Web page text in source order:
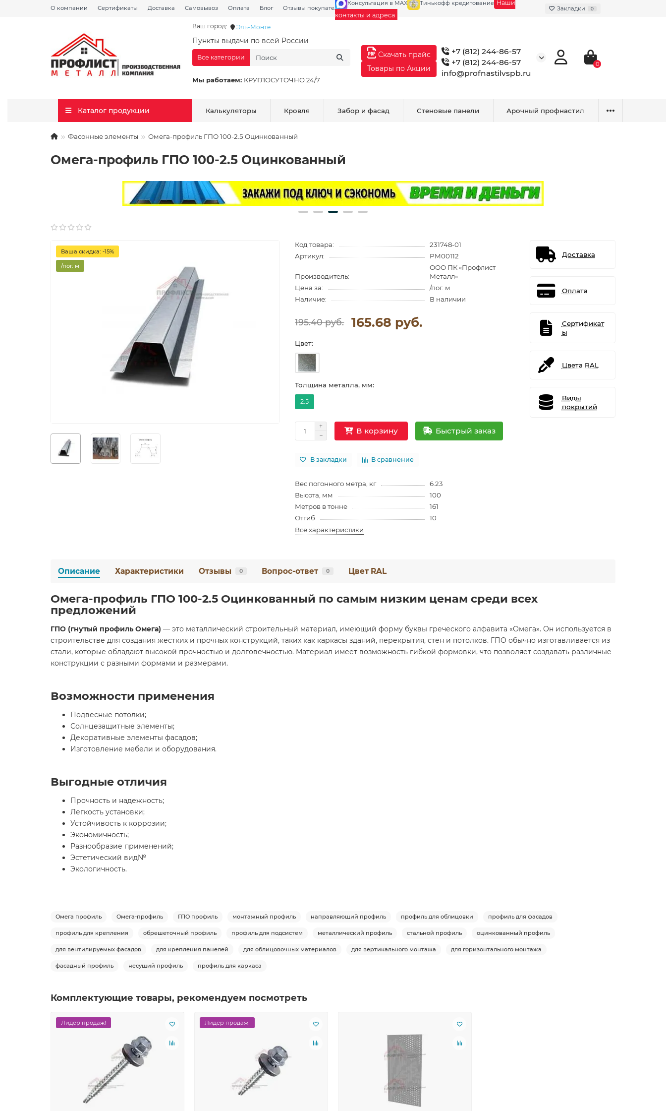
О компании Сертификаты Доставка Самовывоз Оплата Блог Отзывы покупателей Галерея
Консультация в MAX Тинькофф кредитование Наши
контакты и адреса
Закладки 0
Ваш город: Эль-Монте
Пункты выдачи по всей России
Мы работаем: КРУГЛОСУТОЧНО 24/7
Все категории
Скачать прайс
Товары по Акции
+7 (812) 244-86-57
+7 (812) 244-86-57
info@profnastilvspb.ru
0
Каталог продукции Калькуляторы Кровля Забор и фасад Стеновые панели Арочный профнастил
Фасонные элементы Омега-профиль ГПО 100-2.5 Оцинкованный
Омега-профиль ГПО 100-2.5 Оцинкованный
Ваша скидка: -15%
/пог. м
Код товара:
231748-01
Артикул:
PM00112
Производитель:
ООО ПК «Профлист
Металл»
Цена за:
/пог. м
Наличие:
В наличии
195.40 руб. 165.68 руб.
Цвет:
Толщина металла, мм:
2.5
В корзину Быстрый заказ
В закладки В сравнение
Вес погонного метра, кг
6.23
Высота, мм
100
Метров в тонне
161
Отгиб
10
Все характеристики
Доставка
Оплата
Сертификат
ы
Цвета RAL
Виды
покрытий
Описание Характеристики Отзывы 0 Вопрос-ответ 0 Цвет RAL
Омега-профиль ГПО 100-2.5 Оцинкованный по самым низким ценам среди всех
предложений
ГПО (гнутый профиль Омега) — это металлический строительный материал, имеющий форму буквы греческого алфавита «Омега». Он используется в
строительстве для создания жестких и прочных конструкций, таких как каркасы зданий, перекрытия, стен и потолков. ГПО обычно изготавливается из
стали, которые обладают высокой прочностью и долговечностью. Материал имеет возможность гибкой формовки, что позволяет создавать различные
конструкции с разными формами и размерами.
Возможности применения
Подвесные потолки;
Солнцезащитные элементы;
Декоративные элементы фасадов;
Изготовление мебели и оборудования.
Выгодные отличия
Прочность и надежность;
Легкость установки;
Устойчивость к коррозии;
Экономичность;
Разнообразие применений;
Эстетический вид№
Экологичность.
Омега профиль Омега-профиль ГПО профиль монтажный профиль направляющий профиль профиль для облицовки профиль для фасадов
профиль для крепления обрешеточный профиль профиль для подсистем металлический профиль стальной профиль оцинкованный профиль
для вентилируемых фасадов для крепления панелей для облицовочных материалов для вертикального монтажа для горизонтального монтажа
фасадный профиль несущий профиль профиль для каркаса
Комплектующие товары, рекомендуем посмотреть
Лидер продаж! Лидер продаж!